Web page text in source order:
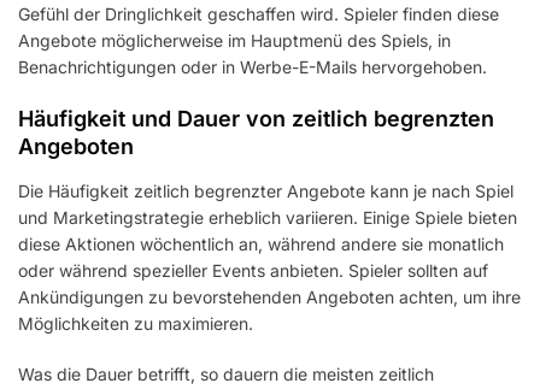
Gefühl der Dringlichkeit geschaffen wird. Spieler finden diese
Angebote möglicherweise im Hauptmenü des Spiels, in
Benachrichtigungen oder in Werbe-E-Mails hervorgehoben.
Häufigkeit und Dauer von zeitlich begrenzten
Angeboten
Die Häufigkeit zeitlich begrenzter Angebote kann je nach Spiel
und Marketingstrategie erheblich variieren. Einige Spiele bieten
diese Aktionen wöchentlich an, während andere sie monatlich
oder während spezieller Events anbieten. Spieler sollten auf
Ankündigungen zu bevorstehenden Angeboten achten, um ihre
Möglichkeiten zu maximieren.
Was die Dauer betrifft, so dauern die meisten zeitlich